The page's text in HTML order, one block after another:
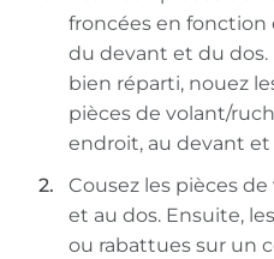
froncées en fonction
du devant et du
bien réparti, nouez
pièces de volant/
endroit, au devant et
Cousez les pièces
et au dos. Ensuite,
ou rabattues sur un